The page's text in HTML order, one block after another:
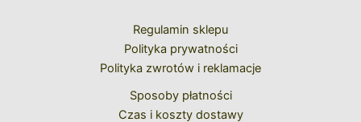
Regulamin sklepu
Polityka prywatności
Polityka zwrotów i reklamacje
Sposoby płatności
Czas i koszty dostawy